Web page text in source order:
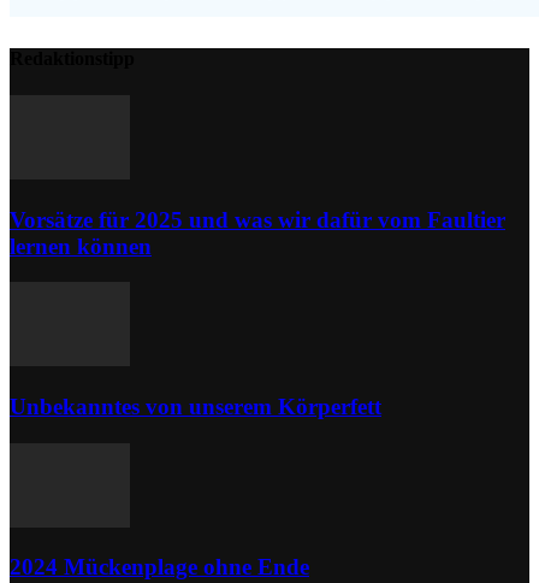
Vorsätze für 2025 und was wir dafür vom Faultier
lernen können
Unbekanntes von unserem Körperfett
2024 Mückenplage ohne Ende